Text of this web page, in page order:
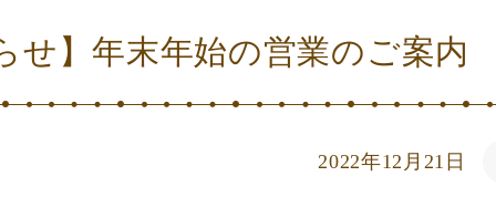
せ】年末年始の営業のご案内
2022年12月21日